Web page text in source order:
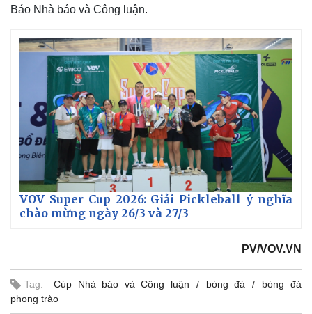
Pháp luật
Quân sự - Quốc phòng
Báo Nhà báo và Công luận.
VOV Super Cup 2026: Giải Pickleball ý nghĩa
chào mừng ngày 26/3 và 27/3
PV/VOV.VN
Tag: Cúp Nhà báo và Công luận bóng đá
bóng đá
phong trào